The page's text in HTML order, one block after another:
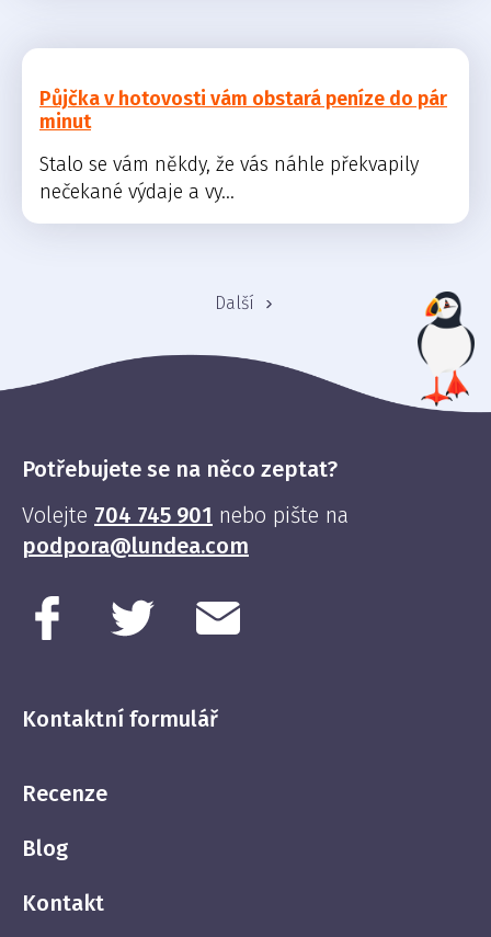
Půjčka v hotovosti vám obstará peníze do pár
minut
Stalo se vám někdy, že vás náhle překvapily
nečekané výdaje a vy...
Další
Potřebujete se na něco zeptat?
Volejte 704 745 901 nebo pište na
podpora@lundea.com
Kontaktní formulář
Recenze
Blog
Kontakt